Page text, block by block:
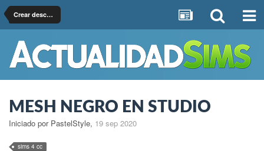
Crear descargas para Los Sims 4
MESH NEGRO EN STUDIO
Iniciado por PastelStyle, 19 sep 2020
sims 4 cc